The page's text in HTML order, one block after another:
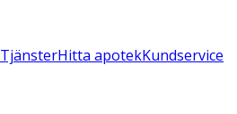
TjänsterHitta apotekKundservice